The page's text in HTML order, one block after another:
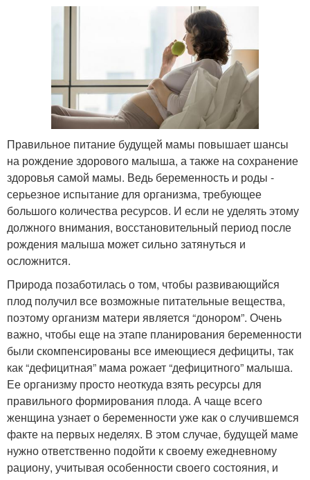
Правильное питание будущей мамы повышает шансы
на рождение здорового малыша, а также на сохранение
здоровья самой мамы. Ведь беременность и роды -
серьезное испытание для организма, требующее
большого количества ресурсов. И если не уделять этому
должного внимания, восстановительный период после
рождения малыша может сильно затянуться и
осложнится.
Природа позаботилась о том, чтобы развивающийся
плод получил все возможные питательные вещества,
поэтому организм матери является “донором”. Очень
важно, чтобы еще на этапе планирования беременности
были скомпенсированы все имеющиеся дефициты, так
как “дефицитная” мама рожает “дефицитного” малыша.
Ее организму просто неоткуда взять ресурсы для
правильного формирования плода. А чаще всего
женщина узнает о беременности уже как о случившемся
факте на первых неделях. В этом случае, будущей маме
нужно ответственно подойти к своему ежедневному
рациону, учитывая особенности своего состояния, и